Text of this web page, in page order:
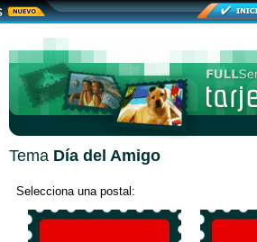
Tema Día del Amigo
Selecciona una postal: